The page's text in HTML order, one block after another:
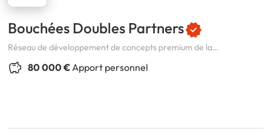
Bouchées Doubles Partners
Réseau de développement de concepts premium de la
80 000 €Apport personnel